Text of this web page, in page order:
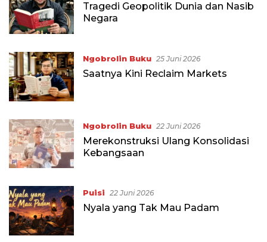
Tragedi Geopolitik Dunia dan Nasib
Negara
Ngobrolin Buku 25 Juni 2026
Saatnya Kini Reclaim Markets
Ngobrolin Buku 22 Juni 2026
Merekonstruksi Ulang Konsolidasi
Kebangsaan
Puisi 22 Juni 2026
Nyala yang Tak Mau Padam